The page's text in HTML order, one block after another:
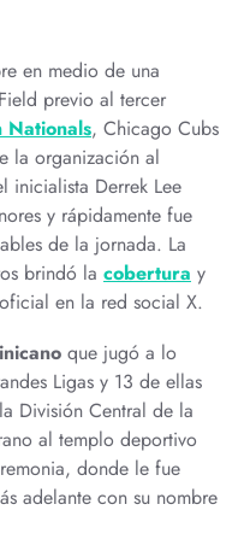
en medio de una
previo al tercer
Nationals, Chicago Cubs
la organización al
inicialista Derrek Lee
y rápidamente fue
de la jornada. La
brindó la cobertura y
en la red social X.
que jugó a lo
Ligas y 13 de ellas
División Central de la
al templo deportivo
donde le fue
adelante con su nombre